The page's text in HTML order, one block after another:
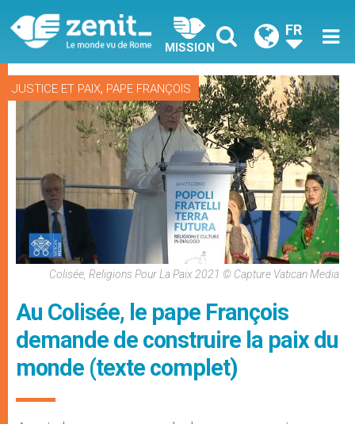
MISSION
FR
JUSTICE ET PAIX, PAPE FRANÇOIS
Colisée, Religions Pour La Paix 2021 © Capture Vatican Media
Au Colisée, le pape François
demande de construire la paix du
monde (texte complet)